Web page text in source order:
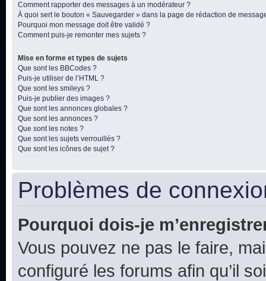
Comment rapporter des messages à un modérateur ?
À quoi sert le bouton « Sauvegarder » dans la page de rédaction de
Pourquoi mon message doit être validé ?
Comment puis-je remonter mes sujets ?
Mise en forme et types de sujets
Que sont les BBCodes ?
Puis-je utiliser de l’HTML ?
Que sont les smileys ?
Puis-je publier des images ?
Que sont les annonces globales ?
Que sont les annonces ?
Que sont les notes ?
Que sont les sujets verrouillés ?
Que sont les icônes de sujet ?
Problèmes de
Pourquoi dois-je
Vous pouvez ne pas le faire,
configuré les forums afin qu’il